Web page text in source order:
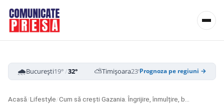
🌧️București19°/32° ⛅Timișoara23°/35° ☁️Cluj-Napoca
Prognoza pe regiuni →
Acasă/Lifestyle/